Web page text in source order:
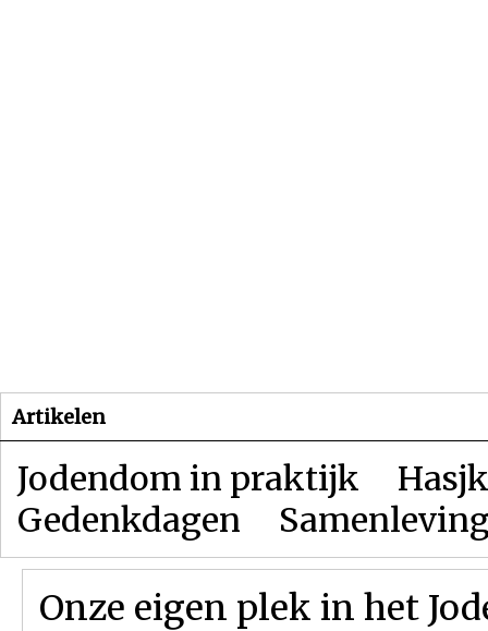
Artikelen
Jodendom in praktijk
Gedenkdagen
Onze eigen plek in het